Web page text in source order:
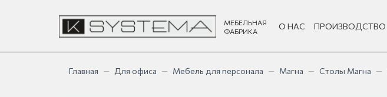
МЕБЕЛЬНАЯ
ФАБРИКА
О НАС ПРОИЗВОДСТВО
Главная — Для офиса — Мебель для персонала — Магна — Столы Магна —